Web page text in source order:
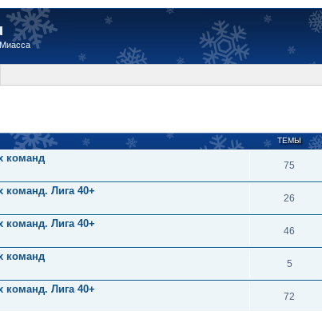
ТЕМЫ
команд
75
команд. Лига 40+
26
команд. Лига 40+
46
команд
5
команд. Лига 40+
72